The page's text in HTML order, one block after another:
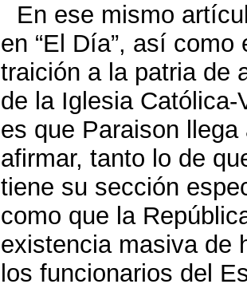
En ese mismo
en “El Día”, así
traición a la patria de
de la Iglesia
es que Paraison
afirmar, tanto lo de
tiene su sección
como que la
existencia masiva de
los funcionarios del